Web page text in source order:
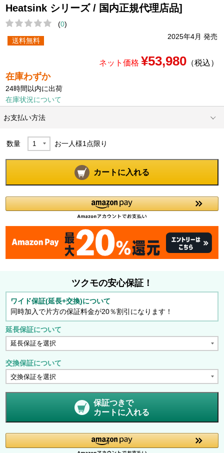
Heatsink シリーズ / 国内正規代理店品]
(0)
2025年4月 発売
送料無料
ネット価格 ¥53,980（税込）
在庫わずか
24時間以内に出荷
在庫状況について
お支払い方法
数量 お一人様1点限り
カートに入れる
ツクモの安心保証！
ワイド保証(延長+交換)について
同時加入で片方の保証料金が20％割引になります！
延長保証について
交換保証について
保証つきで
カートに入れる